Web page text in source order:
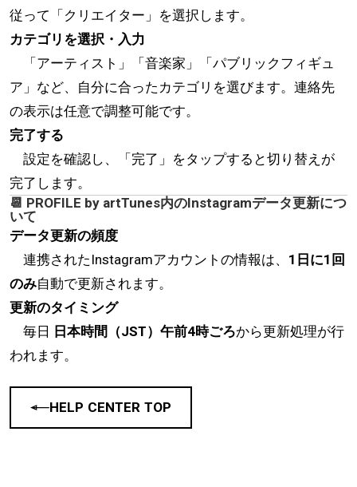
従って「クリエイター」を選択します。
カテゴリを選択・入力
「アーティスト」「音楽家」「パブリックフィギュ
ア」など、自分に合ったカテゴリを選びます。連絡先
の表示は任意で調整可能です。
完了する
設定を確認し、「完了」をタップすると切り替えが
完了します。
📆 PROFILE by artTunes内のInstagramデータ更新につ
いて
データ更新の頻度
連携されたInstagramアカウントの情報は、 1日に1回
のみ自動で更新されます。
更新のタイミング
毎日 日本時間（JST）午前4時ごろから更新処理が行
われます。
HELP CENTER TOP